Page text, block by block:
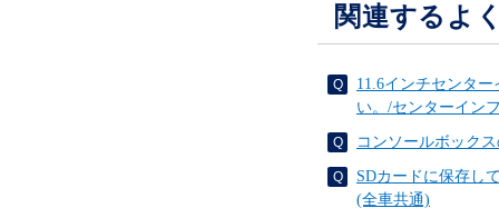
関連するよ
11.6インチセンタ
い。/センターイン
コンソールボック
SDカードに保存し
(全車共通)